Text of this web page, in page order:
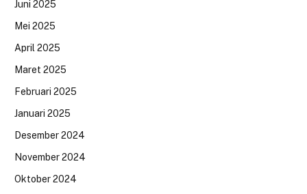
Juni 2025
Mei 2025
April 2025
Maret 2025
Februari 2025
Januari 2025
Desember 2024
November 2024
Oktober 2024